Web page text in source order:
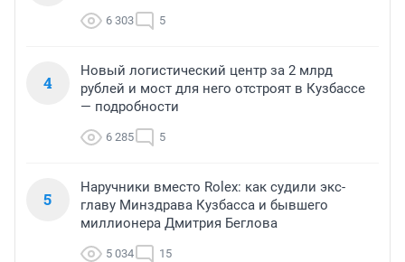
6 303 5
4
Новый логистический центр за 2 млрд
рублей и мост для него отстроят в Кузбассе
— подробности
6 285 5
5
Наручники вместо Rolex: как судили экс-
главу Минздрава Кузбасса и бывшего
миллионера Дмитрия Беглова
5 034 15